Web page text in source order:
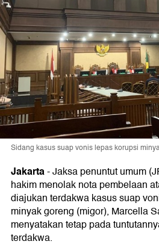
Sidang kasus suap vonis lepas korupsi
Jakarta-Jaksa penuntut umum
hakim menolak nota pembelaan
diajukan terdakwa kasus suap
minyak goreng (migor), Marcella
menyatakan tetap pada
terdakwa.